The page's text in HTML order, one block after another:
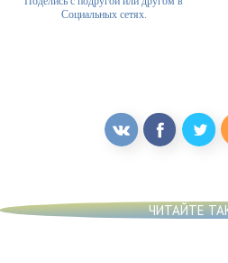
Социальных сетях.
ЧИТАЙТЕ